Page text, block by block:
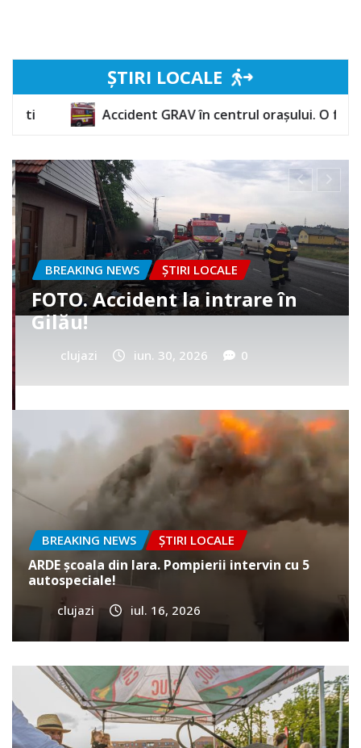
ȘTIRI LOCALE
în centrul orașului. O femeie a rămas încarcerată
BREAKING NEWS ȘTIRI LOCALE
Cum a murit băiețelul din
Vultureni? Era cu tatăl în
cimitir
clujazi iun. 25, 2026 0
BREAKING NEWS ȘTIRI LOCALE
ARDE școala din Iara. Pompierii intervin cu 5
autospeciale!
clujazi iul. 16, 2026